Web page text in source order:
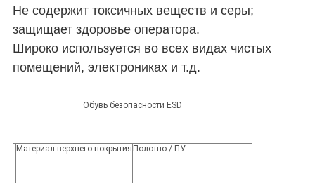
Не содержит токсичных веществ и серы;
защищает здоровье оператора.
Широко используется во всех видах чистых
помещений, электрониках и т.д.
Обувь безопасности ESD
Материал верхнего покрытия Полотно / ПУ